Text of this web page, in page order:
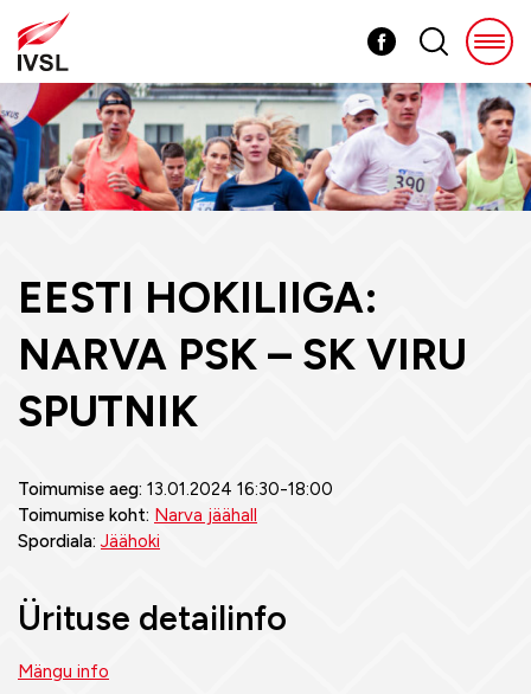
EESTI HOKILIIGA:
NARVA PSK – SK VIRU
SPUTNIK
Toimumise aeg: 13.01.2024 16:30-18:00
Toimumise koht: Narva jäähall
Spordiala:Jäähoki
Ürituse detailinfo
Mängu info